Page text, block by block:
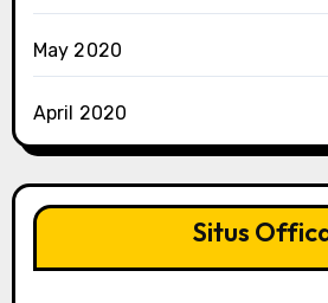
May 2020
April 2020
Situs